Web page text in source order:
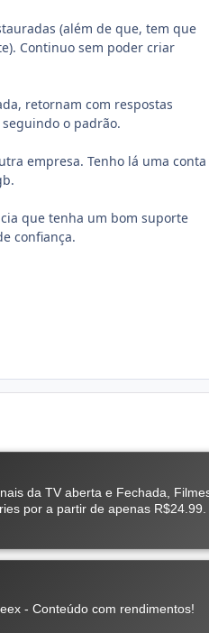
(além de que, tem que
Continuo sem poder criar
retornam com respostas
o padrão.
empresa. Tenho lá uma conta
que tenha um bom suporte
confiança.